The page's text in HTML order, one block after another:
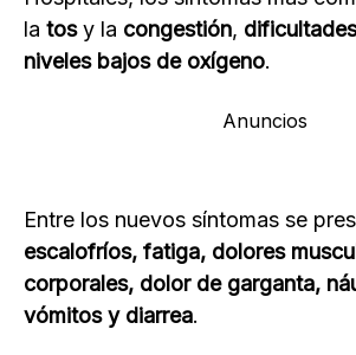
la tosy la congestión,
niveles bajos de oxígeno.
Anuncios
Entre los nuevos síntomas se
escalofríos, fatiga, dolores
corporales, dolor de garganta,
vómitos y diarrea.